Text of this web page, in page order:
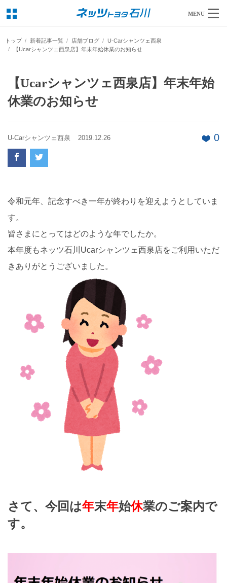
MENU
トップ 新着記事一覧 店舗ブログ
U-Carシャンツェ西泉
【Ucarシャンツェ西泉店】年末年始休業のお知らせ
【Ucarシャンツェ西泉店】年末年始
休業のお知らせ
U-Carシャンツェ西泉 2019.12.26 0
令和元年、記念すべき一年が終わりを迎えようとしていま
す。
皆さまにとってはどのような年でしたか。
本年度もネッツ石川Ucarシャンツェ西泉店をご利用いただ
きありがとうございました。
さて、今回は年末年始休業のご案内で
す。